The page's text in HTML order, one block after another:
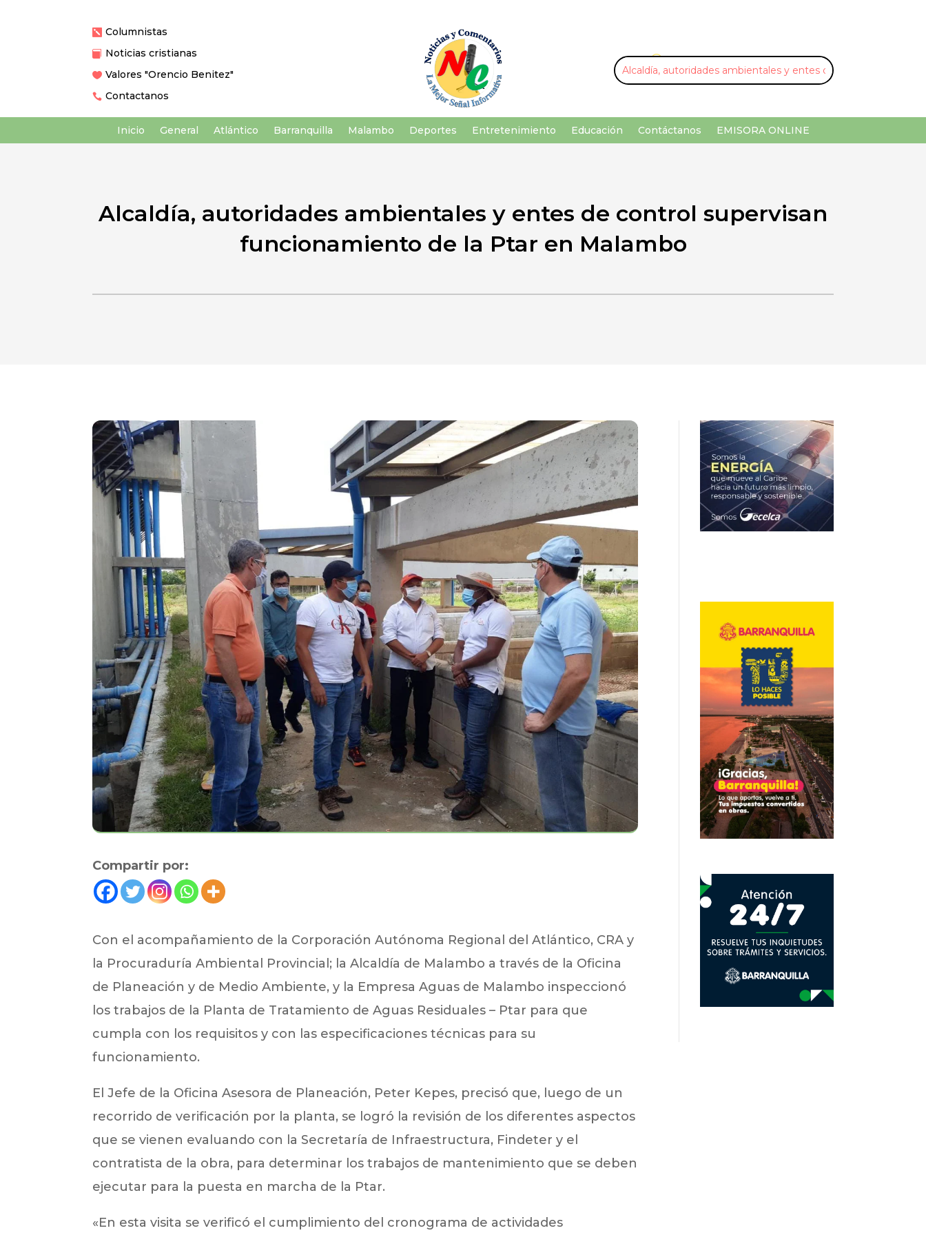
 Columnistas
 Noticias cristianas
 Valores "Orencio Benitez"
 Contactanos
U ¡Buscar por palabra clave!
Inicio General Atlántico Barranquilla Malambo Deportes Entretenimiento Educación Contáctanos EMISORA ONLINE
Alcaldía, autoridades ambientales y entes de control supervisan
funcionamiento de la Ptar en Malambo
Compartir por:
Con el acompañamiento de la Corporación Autónoma Regional del Atlántico, CRA y
la Procuraduría Ambiental Provincial; la Alcaldía de Malambo a través de la Oficina
de Planeación y de Medio Ambiente, y la Empresa Aguas de Malambo inspeccionó
los trabajos de la Planta de Tratamiento de Aguas Residuales – Ptar para que
cumpla con los requisitos y con las especificaciones técnicas para su
funcionamiento.
El Jefe de la Oficina Asesora de Planeación, Peter Kepes, precisó que, luego de un
recorrido de verificación por la planta, se logró la revisión de los diferentes aspectos
que se vienen evaluando con la Secretaría de Infraestructura, Findeter y el
contratista de la obra, para determinar los trabajos de mantenimiento que se deben
ejecutar para la puesta en marcha de la Ptar.
«En esta visita se verificó el cumplimiento del cronograma de actividades